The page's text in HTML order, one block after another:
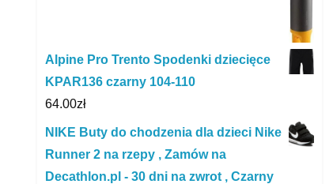
Alpine Pro Trento Spodenki dziecięce
KPAR136 czarny 104-110
64.00zł
NIKE Buty do chodzenia dla dzieci Nike
Runner 2 na rzepy , Zamów na
Decathlon.pl - 30 dni na zwrot , Czarny